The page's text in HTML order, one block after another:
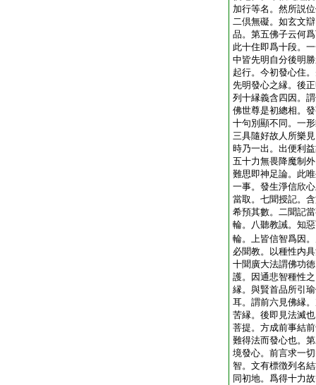
加行等名。然所説
二倶無礙。如玄文
品。第五佛子云何
此十住即爲十段。
中皆先明自分後明
起行。今初發心住
先明發心之縁。後
列十縁義含四因。
佛世尊是初總相。
十句別顯不同。一
三具隨好故人所樂
時乃一出。出便利
五十力無畏降魔制
難思即神足論。此
一事。發生淨信欣
當取。七聞授記。
希預其數。二聞記
輪。八聽教誡。知
輪。上皆信智爲因
必聞教。以種性内
十聞廣大法謂佛功
護。因通悲智種性
縁。與賢首品所引
耳。謂前六見佛縁
苦縁。後即見法滅
菩提。方成前事結
難得法而發心也。
境發心。前言求一
智。文有標徴列名
同初地。爲得十力